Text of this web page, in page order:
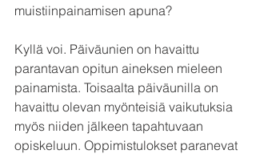
muistiinpainamisen apuna?
Kyllä voi. Päiväunien on havaittu
parantavan opitun aineksen mieleen
painamista. Toisaalta päiväunilla on
havaittu olevan myönteisiä vaikutuksia
myös niiden jälkeen tapahtuvaan
opiskeluun. Oppimistulokset paranevat